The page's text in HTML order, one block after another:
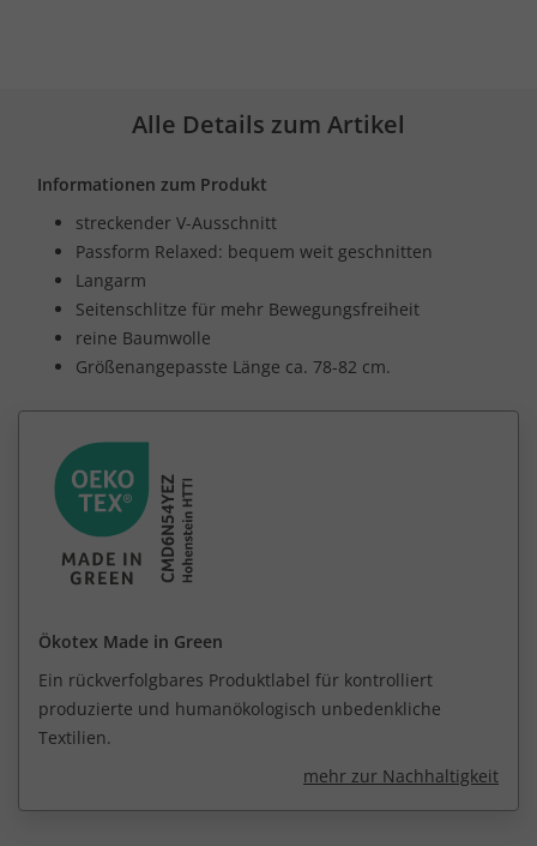
Alle Details zum Artikel
Informationen zum Produkt
streckender V-Ausschnitt
Passform Relaxed: bequem weit geschnitten
Langarm
Seitenschlitze für mehr Bewegungsfreiheit
reine Baumwolle
Größenangepasste Länge ca. 78-82 cm.
Ökotex Made in Green
Ein rückverfolgbares Produktlabel für kontrolliert
produzierte und humanökologisch unbedenkliche
Textilien.
mehr zur Nachhaltigkeit